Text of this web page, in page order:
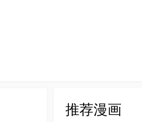
推荐漫画